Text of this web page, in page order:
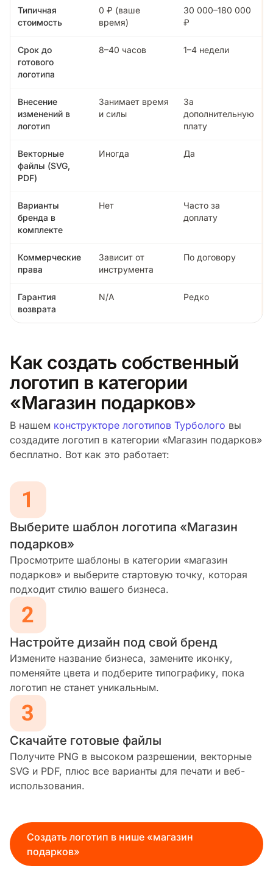
Типичная
стоимость
0 ₽ (ваше
время)
30 000–180 000
₽
Срок до
готового
логотипа
8–40 часов 1–4 недели
Внесение
изменений в
логотип
Занимает время
и силы
За
дополнительную
плату
Векторные
файлы (SVG,
PDF)
Иногда Да
Варианты
бренда в
комплекте
Нет
Часто за
доплату
Коммерческие
права
Зависит от
инструмента
По договору
Гарантия
возврата
N/A Редко
Как создать собственный
логотип в категории
«Магазин подарков»
В нашем конструкторе логотипов Турболого вы
создадите логотип в категории «Магазин подарков»
бесплатно. Вот как это работает:
Выберите шаблон логотипа «Магазин
подарков»
Просмотрите шаблоны в категории «магазин
подарков» и выберите стартовую точку, которая
подходит стилю вашего бизнеса.
Настройте дизайн под свой бренд
Измените название бизнеса, замените иконку,
поменяйте цвета и подберите типографику, пока
логотип не станет уникальным.
Скачайте готовые файлы
Получите PNG в высоком разрешении, векторные
SVG и PDF, плюс все варианты для печати и веб-
использования.
Создать логотип в нише «магазин
подарков»